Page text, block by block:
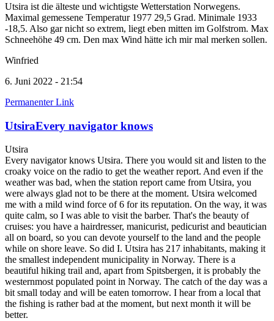
Utsira ist die älteste und wichtigste Wetterstation Norwegens.
Maximal gemessene Temperatur 1977 29,5 Grad. Minimale 1933
-18,5. Also gar nicht so extrem, liegt eben mitten im Golfstrom. Max
Schneehöhe 49 cm. Den max Wind hätte ich mir mal merken sollen.
Winfried
6. Juni 2022 - 21:54
Permanenter Link
UtsiraEvery navigator knows
Utsira
Every navigator knows Utsira. There you would sit and listen to the
croaky voice on the radio to get the weather report. And even if the
weather was bad, when the station report came from Utsira, you
were always glad not to be there at the moment. Utsira welcomed
me with a mild wind force of 6 for its reputation. On the way, it was
quite calm, so I was able to visit the barber. That's the beauty of
cruises: you have a hairdresser, manicurist, pedicurist and beautician
all on board, so you can devote yourself to the land and the people
while on shore leave. So did I. Utsira has 217 inhabitants, making it
the smallest independent municipality in Norway. There is a
beautiful hiking trail and, apart from Spitsbergen, it is probably the
westernmost populated point in Norway. The catch of the day was a
bit small today and will be eaten tomorrow. I hear from a local that
the fishing is rather bad at the moment, but next month it will be
better.